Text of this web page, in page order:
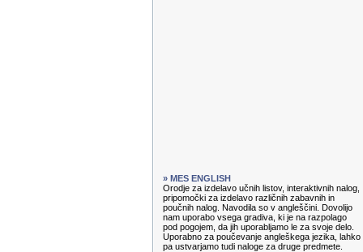
» MES ENGLISH
Orodje za izdelavo učnih listov, interaktivnih nalog,
pripomočki za izdelavo različnih zabavnih in
poučnih nalog. Navodila so v angleščini. Dovolijo
nam uporabo vsega gradiva, ki je na razpolago
pod pogojem, da jih uporabljamo le za svoje delo.
Uporabno za poučevanje angleškega jezika, lahko
pa ustvarjamo tudi naloge za druge predmete.